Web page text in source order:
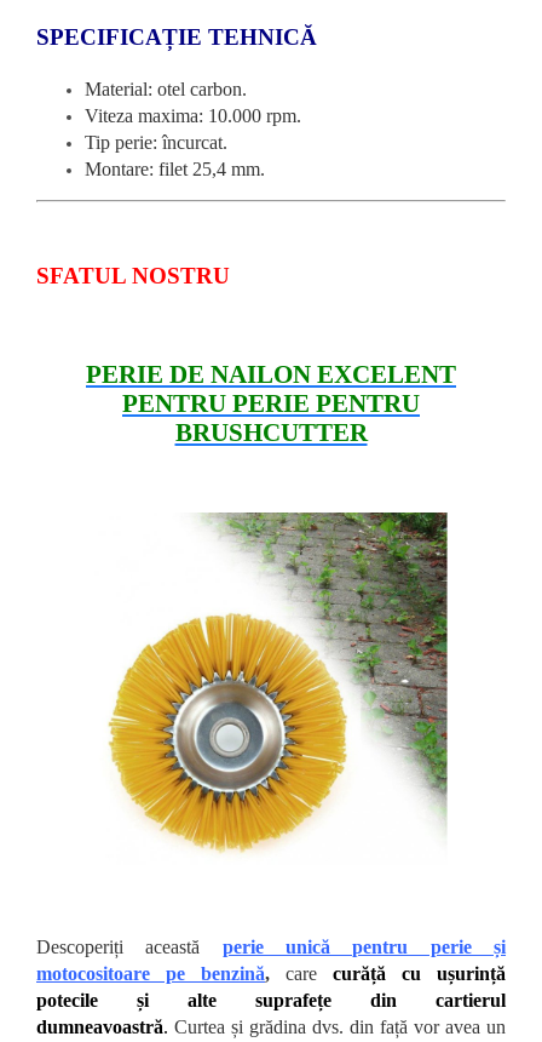
SPECIFICAȚIE TEHNICĂ
Material: otel carbon.
Viteza maxima: 10.000 rpm.
Tip perie: încurcat.
Montare: filet 25,4 mm.
SFATUL NOSTRU
PERIE DE NAILON EXCELENT
PENTRU PERIE PENTRU
BRUSHCUTTER
Descoperiți această perie unică pentru perie și
motocositoare pe benzină, care curăță cu ușurință
potecile și alte suprafețe din cartierul
dumneavoastră. Curtea și grădina dvs. din față vor avea un